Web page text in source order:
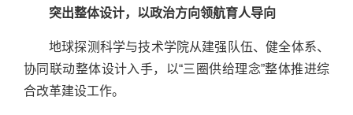
突出整体设计，以政治方向领航育人导向
地球探测科学与技术学院从建强队伍、健全体系、
协同联动整体设计入手，以“三圈供给理念”整体推进综
合改革建设工作。